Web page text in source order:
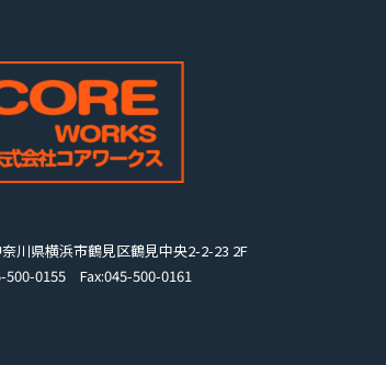
川県横浜市鶴見区鶴見中央2-2-23 2F
500-0155 Fax:045-500-0161